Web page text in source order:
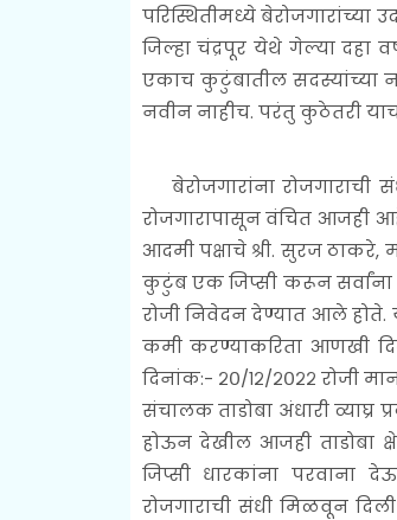
परिस्थितीमध्ये बेरोजगारांच्या
जिल्हा चंद्रपूर येथे गेल्या दहा
एकाच कुटुंबातील सदस्यांच्या
नवीन नाहीच. परंतु कुठेतरी
बेरोजगारांना
रोजगारापासून वंचित आजही
आदमी पक्षाचे श्री. सुरज ठाकरे,
कुटुंब एक जिप्सी करून सर्वांना
रोजी निवेदन देण्यात आले होते.
कमी करण्याकरिता आणखी
दिनांक:- २०/१२/२०२२ रोजी
संचालक ताडोबा अंधारी व्याघ्र
होऊन देखील आजही ताडोबा
जिप्सी धारकांना परवाना
रोजगाराची संधी मिळवून